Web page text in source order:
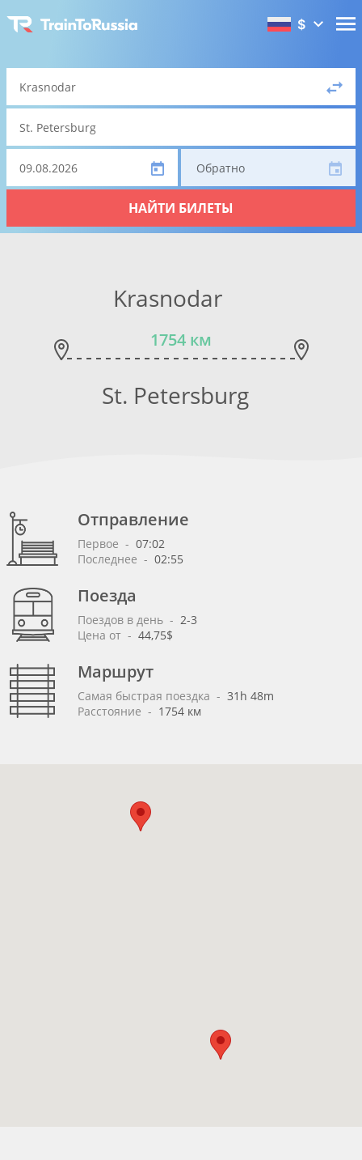
$
Обратно
НАЙТИ БИЛЕТЫ
Krasnodar
1754 км
St. Petersburg
Отправление
Первое - 07:02
Последнее - 02:55
Поезда
Поездов в день - 2-3
Цена от - 44,75$
Маршрут
Самая быстрая поездка - 31h 48m
Расстояние - 1754 км